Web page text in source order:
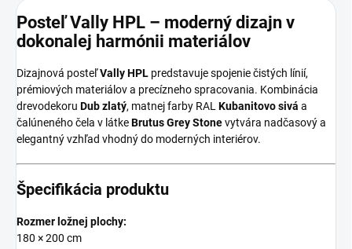
Posteľ Vally HPL – moderný dizajn v
dokonalej harmónii materiálov
Dizajnová posteľVally HPL predstavuje spojenie čistých línií,
prémiových materiálov a precízneho spracovania. Kombinácia
drevodekoru Dub zlatý, matnej farby RAL Kubanitovo sivá a
čalúneného čela v látkeBrutus Grey Stonevytvára nadčasový a
elegantný vzhľad vhodný do moderných interiérov.
Špecifikácia produktu
Rozmer ložnej plochy:
180 × 200 cm